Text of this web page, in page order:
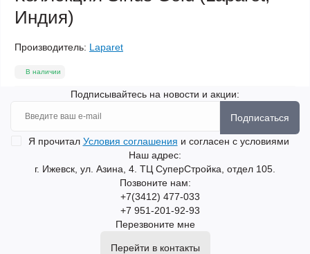
Индия)
Производитель: Laparet
В наличии
Подписывайтесь на новости и акции:
Подписаться
Я прочитал Условия соглашения и согласен с условиями
Наш адрес:
г. Ижевск, ул. Азина, 4. ТЦ СуперСтройка, отдел 105.
Позвоните нам:
+7(3412) 477-033
+7 951-201-92-93
Перезвоните мне
Перейти в контакты